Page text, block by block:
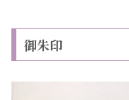
御朱印